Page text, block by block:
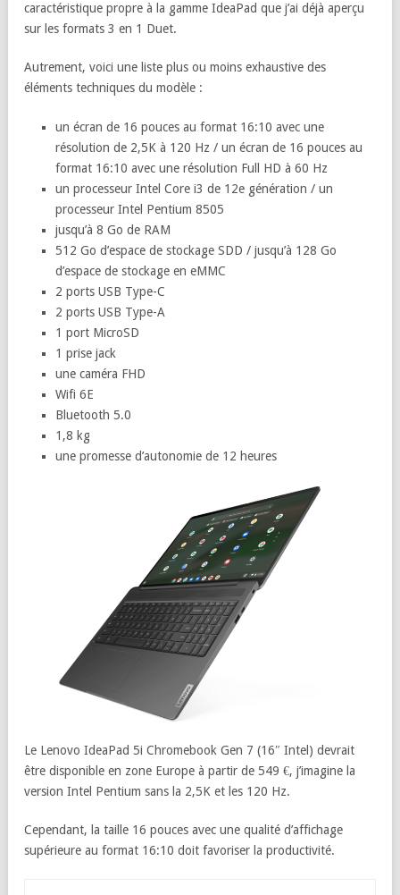
caractéristique propre à la gamme IdeaPad que j’ai déjà aperçu
sur les formats 3 en 1 Duet.
Autrement, voici une liste plus ou moins exhaustive des
éléments techniques du modèle :
un écran de 16 pouces au format 16:10 avec une
résolution de 2,5K à 120 Hz / un écran de 16 pouces au
format 16:10 avec une résolution Full HD à 60 Hz
un processeur Intel Core i3 de 12e génération / un
processeur Intel Pentium 8505
jusqu’à 8 Go de RAM
512 Go d’espace de stockage SDD / jusqu’à 128 Go
d’espace de stockage en eMMC
2 ports USB Type-C
2 ports USB Type-A
1 port MicroSD
1 prise jack
une caméra FHD
Wifi 6E
Bluetooth 5.0
1,8 kg
une promesse d’autonomie de 12 heures
Le Lenovo IdeaPad 5i Chromebook Gen 7 (16″ Intel) devrait
être disponible en zone Europe à partir de 549 €, j’imagine la
version Intel Pentium sans la 2,5K et les 120 Hz.
Cependant, la taille 16 pouces avec une qualité d’affichage
supérieure au format 16:10 doit favoriser la productivité.